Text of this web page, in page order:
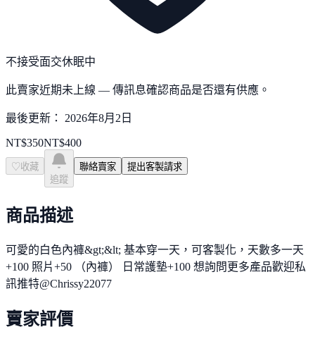
不接受面交休眠中
此賣家近期未上線 — 傳訊息確認商品是否還有供應。
最後更新： 2026年8月2日
NT$350NT$400
♡ 收藏
追蹤
聯絡賣家 提出客製請求
商品描述
可愛的白色內褲&gt;&lt; 基本穿一天，可客製化，天數多一天
+100 照片+50 （內褲） 日常護墊+100 想詢問更多產品歡迎私
訊推特@Chrissy22077
賣家評價